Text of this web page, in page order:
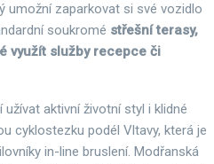
umožní zaparkovat si své vozidlo
soukromé střešní terasy,
využít služby recepce či
aktivní životní styl i klidné
cyklostezku podél Vltavy, která je
in-line bruslení. Modřanská